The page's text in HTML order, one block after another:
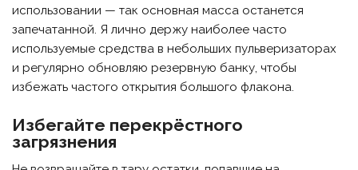
использовании — так основная масса останется
запечатанной. Я лично держу наиболее часто
используемые средства в небольших пульверизаторах
и регулярно обновляю резервную банку, чтобы
избежать частого открытия большого флакона.
Избегайте перекрёстного
загрязнения